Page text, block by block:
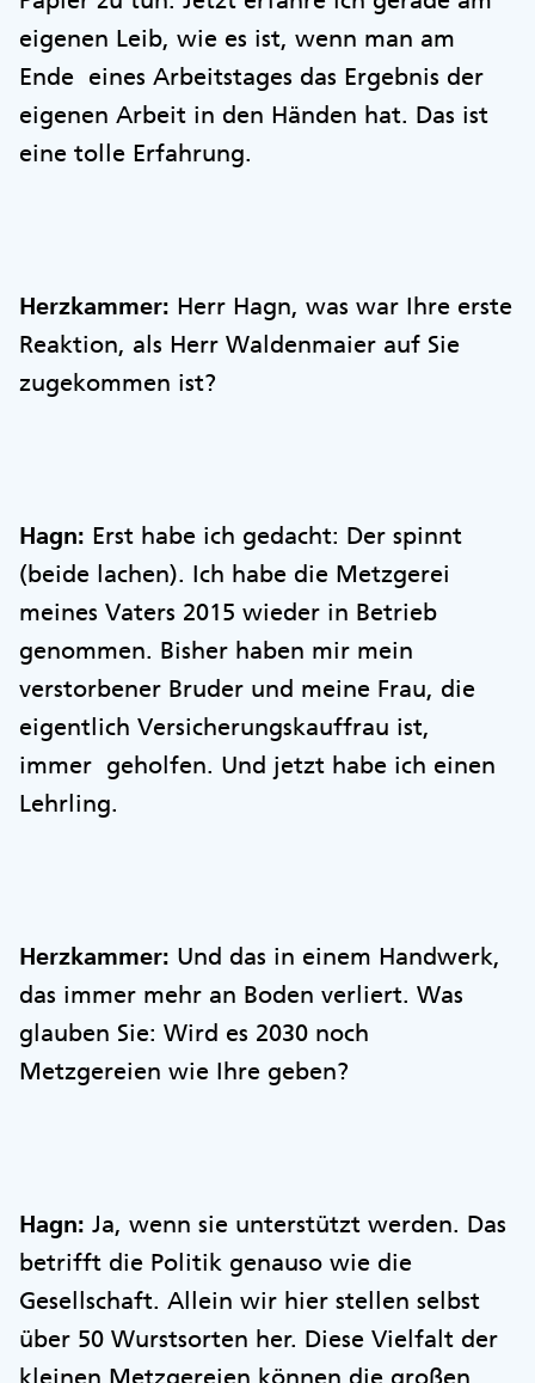
eigenen Leib, wie es ist, wenn man am
Ende eines Arbeitstages das Ergebnis der
eigenen Arbeit in den Händen hat. Das ist
eine tolle Erfahrung.
Herzkammer: Herr Hagn, was war Ihre erste
Reaktion, als Herr Waldenmaier auf Sie
zugekommen ist?
Hagn: Erst habe ich gedacht: Der spinnt
(beide lachen). Ich habe die Metzgerei
meines Vaters 2015 wieder in Betrieb
genommen. Bisher haben mir mein
verstorbener Bruder und meine Frau, die
eigentlich Versicherungskauffrau ist,
immer geholfen. Und jetzt habe ich einen
Lehrling.
Herzkammer: Und das in einem Handwerk,
das immer mehr an Boden verliert. Was
glauben Sie: Wird es 2030 noch
Metzgereien wie Ihre geben?
Hagn: Ja, wenn sie unterstützt werden. Das
betrifft die Politik genauso wie die
Gesellschaft. Allein wir hier stellen selbst
über 50 Wurstsorten her. Diese Vielfalt der
kleinen Metzgereien können die großen